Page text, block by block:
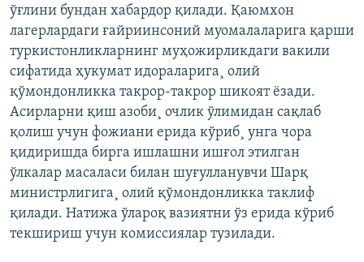
ўғлини бундан хабардор қилади. Қаюмхон
лагерлардаги ғайриинсоний муомалаларига қарши
туркистонликларнинг муҳожирликдаги вакили
сифатида ҳукумат идораларига¸ олий
қўмондонликка такрор-такрор шикоят ëзади.
Асирларни қиш азоби¸ очлик ўлимидан сақлаб
қолиш учун фожиани ерида кўриб¸ унга чора
қидиришда бирга ишлашни ишғол этилган
ўлкалар масаласи билан шуғулланувчи Шарқ
министрлигига¸ олий қўмондонликка таклиф
қилади. Натижа ўлароқ вазиятни ўз ерида кўриб
текшириш учун комиссиялар тузилади.